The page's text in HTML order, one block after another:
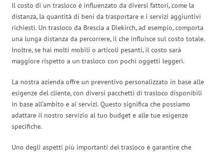
Il costo di un trasloco è influenzato da diversi fattori, come la
distanza, la quantità di beni da trasportare e i servizi aggiuntivi
richiesti. Un trasloco da Brescia a Diekirch, ad esempio, comporta
una lunga distanza da percorrere, il che influisce sul costo totale.
Inoltre, se hai molti mobili o articoli pesanti, il costo sarà
maggiore rispetto a un trasloco con pochi oggetti leggeri.
La nostra azienda offre un preventivo personalizzato in base alle
esigenze del cliente, con diversi pacchetti di trasloco disponibili
in base all’ambito e ai servizi. Questo significa che possiamo
adattare il nostro servizio al tuo budget e alle tue esigenze
specifiche.
Uno degli aspetti più importanti del trasloco è garantire che